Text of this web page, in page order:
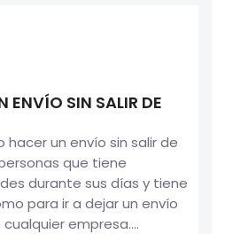
ENVÍO SIN SALIR DE
hacer un envío sin salir de
que tiene
durante sus días y tiene
para ir a dejar un envío
empresa....